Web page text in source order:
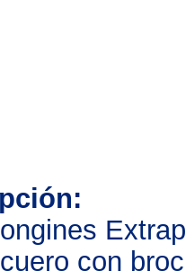
con